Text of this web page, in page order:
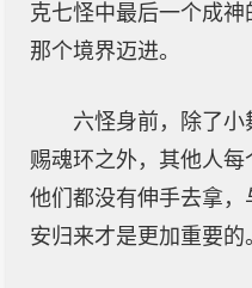
克七怪中最后一个成
那个境界迈进。
六怪身前，除了
赐魂环之外，其他人
他们都没有伸手去拿
安归来才是更加重要的